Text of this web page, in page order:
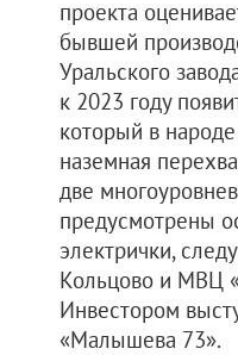
проекта
бывшей
Уральского
к 2023 году
который в
наземная
две
предусмотрены
электрички,
Кольцово и МВЦ
Инвестором
«Малышева 73».